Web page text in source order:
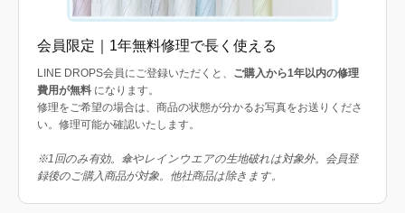
会員限定｜1年無料修理で長く使える
LINE DROPS会員にご登録いただくと、 ご購入から1年以内の修理
費用が無料 になります。
修理をご希望の場合は、商品の状態が分かるお写真をお送りくださ
い。修理可能か確認いたします。
※1回のみ有効。傘やレインウエアの生地破れは対象外。会員登
録後のご購入商品が対象。他社商品は除きます。